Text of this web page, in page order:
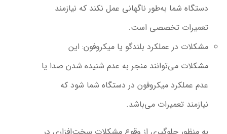
دستگاه شما به‌طور ناگهانی عمل نکند که نیازمند
تعمیرات تخصصی است.
مشکلات در عملکرد بلندگو یا میکروفون: این
مشکلات می‌توانند منجر به عدم شنیده شدن صدا یا
عدم عملکرد میکروفون در دستگاه شما شود که
نیازمند تعمیرات می‌باشد.